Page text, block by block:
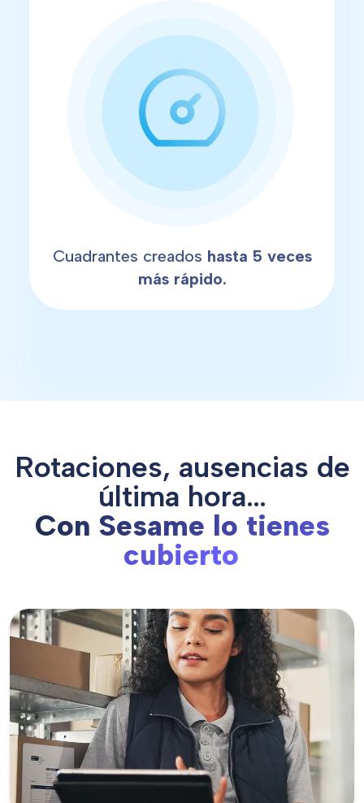
Cuadrantes creados hasta 5 veces
más rápido.
Rotaciones, ausencias de
última hora…
Con Sesame lo tienes
cubierto